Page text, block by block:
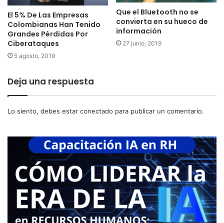
El 5% De Las Empresas
Colombianas Han Tenido
Grandes Pérdidas Por
Ciberataques
5 agosto, 2019
Que el Bluetooth no se
convierta en su hueco de
información
27 junio, 2019
Deja una respuesta
Lo siento, debes estar conectado para publicar un comentario.